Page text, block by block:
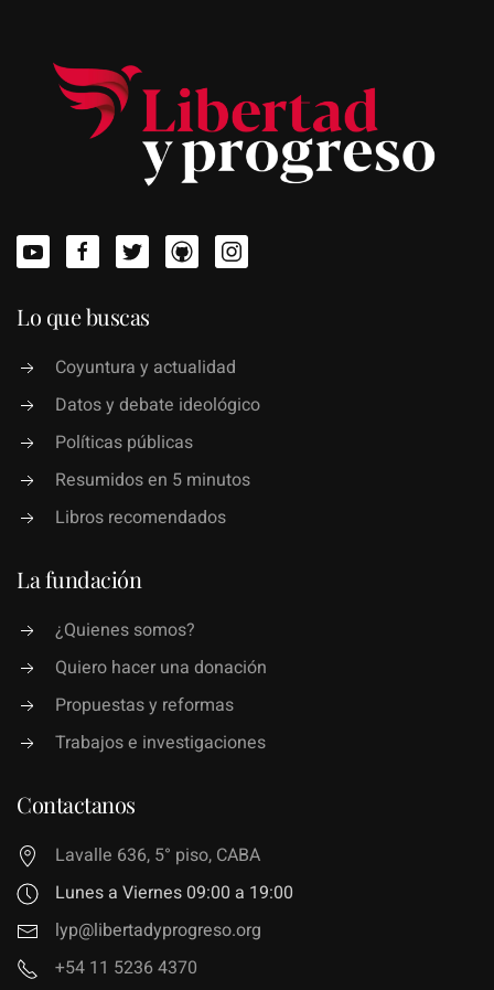
Lo que buscas
Coyuntura y actualidad
Datos y debate ideológico
Políticas públicas
Resumidos en 5 minutos
Libros recomendados
La fundación
¿Quienes somos?
Quiero hacer una donación
Propuestas y reformas
Trabajos e investigaciones
Contactanos
Lavalle 636, 5° piso, CABA
Lunes a Viernes 09:00 a 19:00
lyp@libertadyprogreso.org
+54 11 5236 4370